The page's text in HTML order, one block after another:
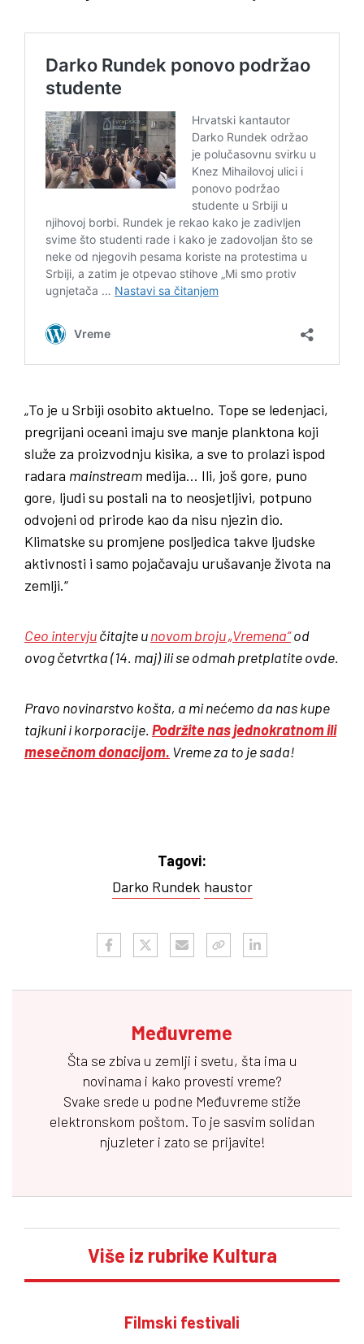
„To je u Srbiji osobito aktuelno. Tope se ledenjaci,
pregrijani oceani imaju sve manje planktona koji
služe za proizvodnju kisika, a sve to prolazi ispod
radara mainstream medija… Ili, još gore, puno
gore, ljudi su postali na to neosjetljivi, potpuno
odvojeni od prirode kao da nisu njezin dio.
Klimatske su promjene posljedica takve ljudske
aktivnosti i samo pojačavaju urušavanje života na
zemlji.“
Ceo intervjučitajte unovom broju „Vremena“od
ovog četvrtka (14. maj) ili se odmah pretplatite ovde.
Pravo novinarstvo košta, a mi nećemo da nas kupe
tajkuni i korporacije. Podržite nas jednokratnom ili
mesečnom donacijom. Vreme za to je sada!
Tagovi:
Darko Rundek haustor
Međuvreme
Šta se zbiva u zemlji i svetu, šta ima u
novinama i kako provesti vreme?
Svake srede u podne Međuvreme stiže
elektronskom poštom. To je sasvim solidan
njuzleter i zato se prijavite!
Više iz rubrike Kultura
Filmski festivali